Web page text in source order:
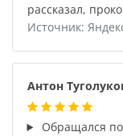
рассказал,
Источник:
Антон
Обращался